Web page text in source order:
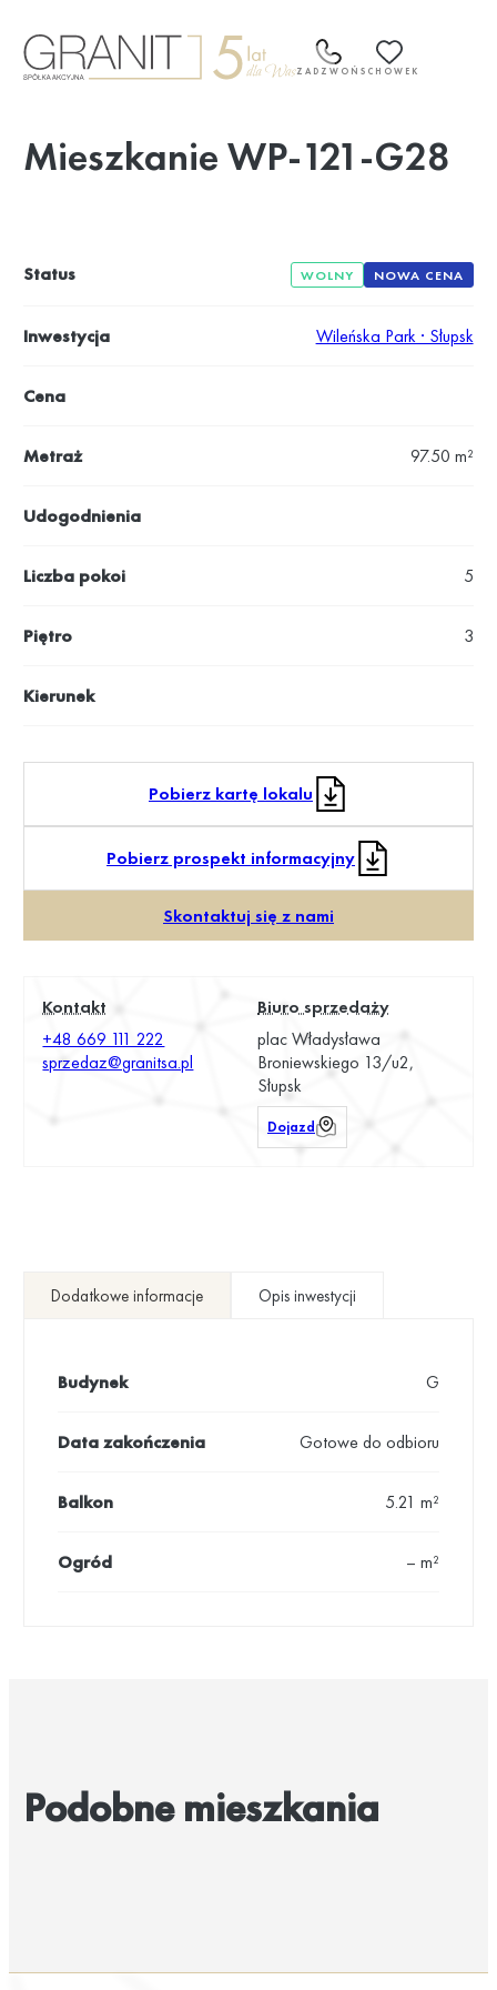
do
treści
ZADZWOŃ SCHOWEK
Dodatkowe informacje Opis inwestycji
Budynek G
Data zakończenia Gotowe do odbioru
Balkon 5.21 m²
Ogród – m²
Mieszkanie WP-121-G28
Status WOLNY NOWA CENA
Inwestycja Wileńska Park · Słupsk
Cena
Metraż 97.50 m²
Udogodnienia
Liczba pokoi 5
Piętro 3
Kierunek
Pobierz kartę lokalu
Pobierz prospekt informacyjny
Skontaktuj się z nami
Kontakt
+48 669 111 222
sprzedaz@granitsa.pl
Biuro sprzedaży
plac Władysława
Broniewskiego 13/u2,
Słupsk
Dojazd
Podobne mieszkania